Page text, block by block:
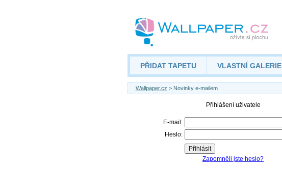
PŘIDAT TAPETU VLASTNÍ GALERIE
Wallpaper.cz > Novinky e-mailem